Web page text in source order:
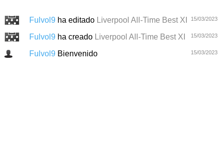
Fulvol9 ha editado Liverpool All-Time Best XI 15/03/2023
Fulvol9 ha creado Liverpool All-Time Best XI 15/03/2023
Fulvol9 Bienvenido 15/03/2023